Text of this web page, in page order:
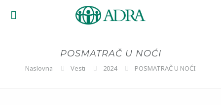
POSMATRAČ U NOĆI
Naslovna Vesti 2024 POSMATRAČ U NOĆI